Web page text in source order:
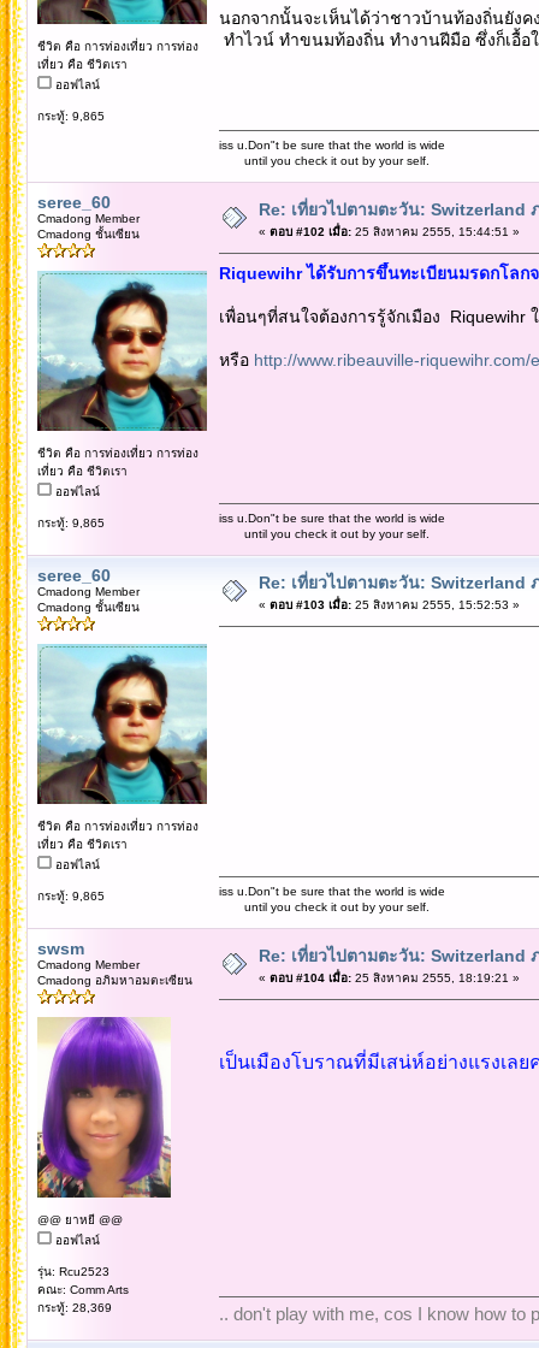
ชีวิต คือ การท่องเที่ยว การท่อง
เที่ยว คือ ชีวิตเรา
ออฟไลน์
กระทู้: 9,865
นอกจากนั้นจะเห็นได้ว่าชาวบ้านท้องถิ่นยัง
ทำไวน์ ทำขนมท้องถิ่น ทำงานฝีมือ ซึ่งก็เอื้อ
iss u.Don"t be sure that the world is wide
until you check it out by your self.
seree_60
Cmadong Member
Cmadong ชั้นเซียน
ชีวิต คือ การท่องเที่ยว การท่อง
เที่ยว คือ ชีวิตเรา
ออฟไลน์
กระทู้: 9,865
Re: เที่ยวไปตามตะวัน: Switzerland
« ตอบ #102 เมื่อ:25 สิงหาคม 2555, 15:44:51 »
Riquewihr ได้รับการขึ้นทะเบียนมรดกโลก
เพื่อนๆที่สนใจต้องการรู้จักเมือง
หรือ http://www.ribeauville-riquewihr.com/
iss u.Don"t be sure that the world is wide
until you check it out by your self.
seree_60
Cmadong Member
Cmadong ชั้นเซียน
ชีวิต คือ การท่องเที่ยว การท่อง
เที่ยว คือ ชีวิตเรา
ออฟไลน์
กระทู้: 9,865
Re: เที่ยวไปตามตะวัน: Switzerland
« ตอบ #103 เมื่อ:25 สิงหาคม 2555, 15:52:53 »
iss u.Don"t be sure that the world is wide
until you check it out by your self.
swsm
Cmadong Member
Cmadong อภิมหาอมตะเซียน
@@ ยาหยี @@
ออฟไลน์
รุ่น: Rcu2523
คณะ: Comm Arts
กระทู้: 28,369
Re: เที่ยวไปตามตะวัน: Switzerland
« ตอบ #104 เมื่อ:25 สิงหาคม 2555, 18:19:21 »
เป็นเมืองโบราณที่มีเสน่ห์อย่างแรงเลย
.. don't play with me, cos I know how to